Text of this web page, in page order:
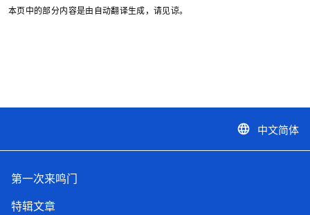
本页中的部分内容是由自动翻译生成，请见谅。
language 中文简体
第一次来鸣门
特辑文章